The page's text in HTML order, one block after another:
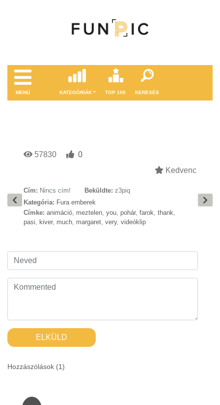
MENÜ KATEGÓRIÁK TOP 100 KERESÉS
57830
0
Kedvenc
Cím: Nincs cím! Beküldte: z3piq
Kategória: Fura emberek
Címke: animáció, meztelen, you, pohár, farok, thank,
pasi, kiver, much, margaret, very, videóklip
ELKÜLD
Hozzászólások (1)